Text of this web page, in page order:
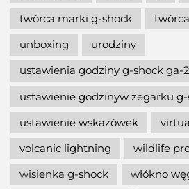
twórca marki g-shock
unboxing
urodziny
ustawienia godziny g-shock ga-
ustawienie godzinyw zegarku
ustawienie wskazówek
volcanic lightning
wildlife
wisienka g-shock
włókno